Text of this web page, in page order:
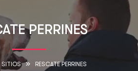
PERRINES
SITIOS RESCATE PERRINES